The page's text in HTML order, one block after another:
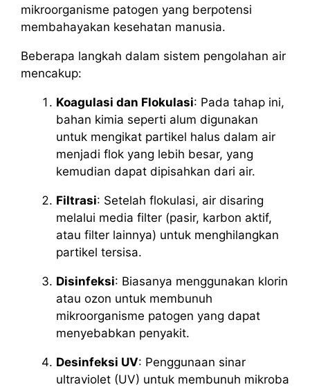
mikroorganisme patogen yang berpotensi
membahayakan kesehatan manusia.
Beberapa langkah dalam sistem pengolahan air
mencakup:
Koagulasi dan Flokulasi: Pada tahap ini,
bahan kimia seperti alum digunakan
untuk mengikat partikel halus dalam air
menjadi flok yang lebih besar, yang
kemudian dapat dipisahkan dari air.
Filtrasi: Setelah flokulasi, air disaring
melalui media filter (pasir, karbon aktif,
atau filter lainnya) untuk menghilangkan
partikel tersisa.
Disinfeksi: Biasanya menggunakan klorin
atau ozon untuk membunuh
mikroorganisme patogen yang dapat
menyebabkan penyakit.
Desinfeksi UV: Penggunaan sinar
ultraviolet (UV) untuk membunuh mikroba